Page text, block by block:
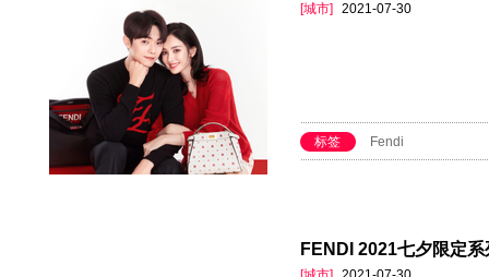
[城市] 2021-07-30
标签 Fendi
FENDI 2021七夕限定系